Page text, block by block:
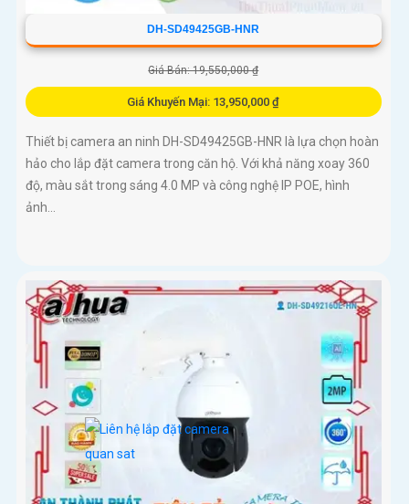
DH-SD49425GB-HNR
Giá Bán: 19,550,000 ₫
Giá Khuyến Mại: 13,950,000 ₫
Thiết bị camera an ninh DH-SD49425GB-HNR là lựa chọn hoàn
hảo cho lắp đặt camera trong căn hộ. Với khả năng xoay 360
độ, màu sắt trong sáng 4.0 MP và công nghệ IP POE, hình
ảnh...